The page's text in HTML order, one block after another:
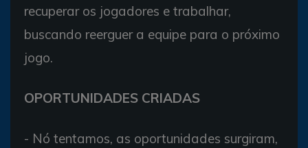
recuperar os jogadores e trabalhar,
buscando reerguer a equipe para o próximo
jogo.
OPORTUNIDADES CRIADAS
- Nó tentamos, as oportunidades surgiram,